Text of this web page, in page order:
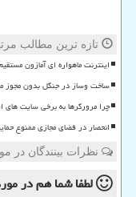
تازه ترین مطالب
اینترنت ماهواره ای آمازون
ساخت وساز در جنگل بدون مجوز
چرا مرورگرها به برخی سایت های
انحصار در فضای مجازی ممنوع
نظرات بینندگان در
لطفا شما همدر